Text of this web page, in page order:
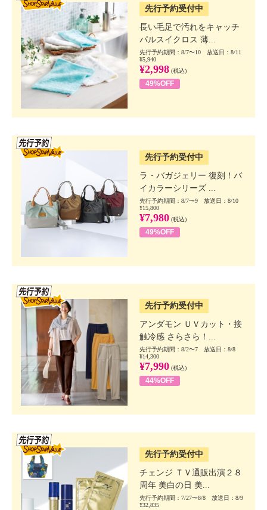
先行予約受付中
長い毛足で汚れをキャッチ
パルスイクロス 薄...
先行予約期間：8/7〜10 放送日：8/11
¥5,940
¥2,998 (税込)
49%OFF
先行予約受付中
ラ・バガジェリー 復刻！バ
イカラーシリーズ ...
先行予約期間：8/7〜9 放送日：8/10
¥15,800
¥7,980 (税込)
49%OFF
先行予約受付中
アンダモン ＵＶカット・接
触冷感 さらさら！...
先行予約期間：8/2〜7 放送日：8/8
¥14,300
¥7,990 (税込)
44%OFF
先行予約受付中
チェンジ ＴＶ通販出演２８
周年 美白の日 美...
先行予約期間：7/27〜8/8 放送日：8/9
¥32,835